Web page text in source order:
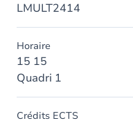
LMULT2414
Horaire
15 15
Quadri 1
Crédits ECTS